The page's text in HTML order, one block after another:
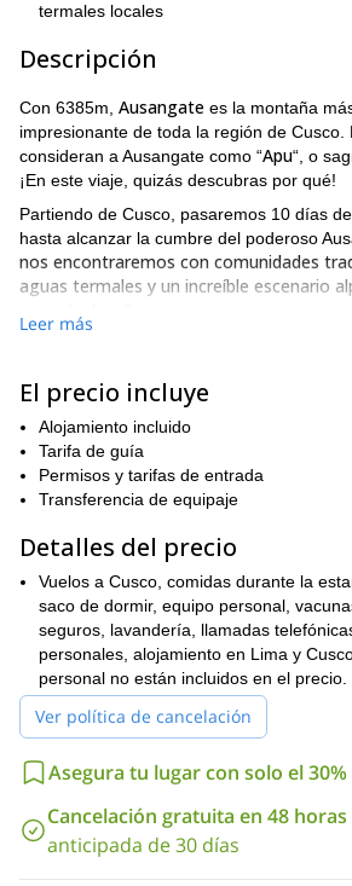
termales locales
Descripción
Con 6385m, Ausangate es la montaña
impresionante de toda la región de Cusco.
consideran a Ausangate como “Apu“, o
¡En este viaje, quizás descubras por qué!
Partiendo de Cusco, pasaremos 10 días
hasta alcanzar la cumbre del poderoso
nos encontraremos con comunidades
aguas termales y un increíble escenario
durante años.
montañas. Viajaremos a la comunidad de
podremos disfrutar de las aguas termales
pasaremos por hermosos
medida que continuamos el senderismo
Ascenso al Monte Campa
montaña se encuentra a unos 5,350 m.
brindará una buena oportunidad para
gran objetivo. También obtendremos una
impresionante de laCordillera Vilcanota.
Ascenso a Ausangate
Desde el Monte Campa, nuestra siguiente
Campamento Base de Ausangate.
hacia la cumbre. Cuando lleguemos a la
logro antes de comenzar el descenso.
Este viaje es realmente imprescindible
experimentados. Solicita reservar ahora
Leer más
El precio incluye
Alojamiento incluido
Tarifa de guía
Permisos y tarifas de entrada
Transferencia de equipaje
Detalles del precio
Vuelos a Cusco, comidas durante la
saco de dormir, equipo personal,
seguros, lavandería, llamadas
personales, alojamiento en Lima y
personal no están incluidos en el precio.
Ver política de cancelación
Asegura tu lugar con solo el 30%
Cancelación gratuita en 48 horas
anticipada de 30 días